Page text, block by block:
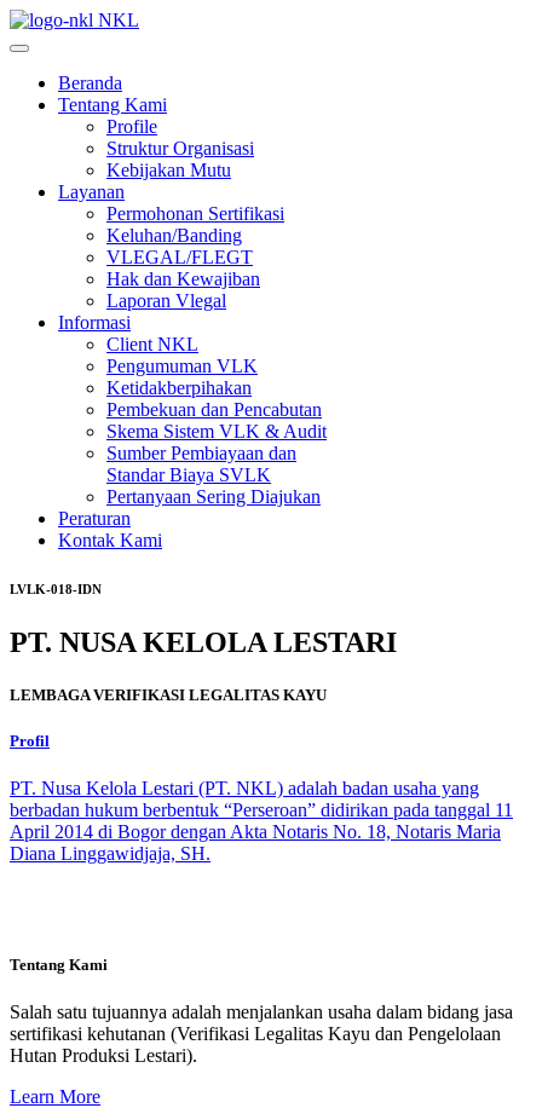
NKL
Beranda
Tentang Kami
Profile
Struktur Organisasi
Kebijakan Mutu
Layanan
Permohonan Sertifikasi
Keluhan/Banding
VLEGAL/FLEGT
Hak dan Kewajiban
Laporan Vlegal
Informasi
Client NKL
Pengumuman VLK
Ketidakberpihakan
Pembekuan dan Pencabutan
Skema Sistem VLK & Audit
Sumber Pembiayaan dan
Standar Biaya SVLK
Pertanyaan Sering Diajukan
Peraturan
Kontak Kami
LVLK-018-IDN
PT. NUSA KELOLA LESTARI
LEMBAGA VERIFIKASI LEGALITAS KAYU
Profil
PT. Nusa Kelola Lestari (PT. NKL) adalah badan usaha yang
berbadan hukum berbentuk “Perseroan” didirikan pada tanggal 11
April 2014 di Bogor dengan Akta Notaris No. 18, Notaris Maria
Diana Linggawidjaja, SH.
Tentang Kami
Salah satu tujuannya adalah menjalankan usaha dalam bidang jasa
sertifikasi kehutanan (Verifikasi Legalitas Kayu dan Pengelolaan
Hutan Produksi Lestari).
Learn More